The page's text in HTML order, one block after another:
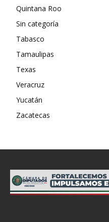
Quintana Roo
Sin categoría
Tabasco
Tamaulipas
Texas
Veracruz
Yucatán
Zacatecas